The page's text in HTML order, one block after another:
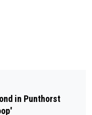
CDA-
MET DE
in Punthorst